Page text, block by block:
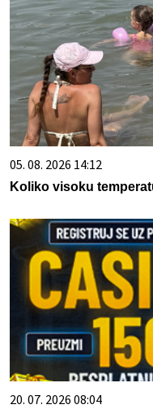
05. 08. 2026 14:12
Koliko visoku
20. 07. 2026 08:04